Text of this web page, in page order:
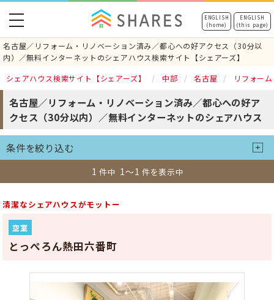
ENGLISH
(home)
ENGLISH
(this page)
名古屋／リフォーム・リノベーション済み／都心への好アクセス（30分以
内）／無料インターネットのシェアハウス検索サイト【シェアーズ】
toggle
navigation
シェアハウス検索サイト【シェアーズ】 中部 名古屋 リフォー
名古屋／リフォーム・リノベーション済み／都心への好ア
クセス（30分以内）／無料インターネットのシェアハウス
条件を絞り込む
1 件中 1～1 件を表示中
清潔なシェアハウスがモットー
空室
とっぺろん熱田六番町